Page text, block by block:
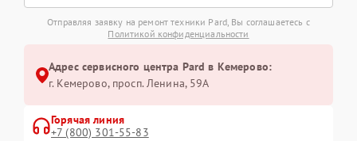
Отправляя заявку на ремонт техники Pard, Вы соглашаетесь с
Политикой конфиденциальности
Адрес сервисного центра Pard в Кемерово:
г. Кемерово, просп. Ленина, 59А
Горячая линия
+7 (800) 301-55-83